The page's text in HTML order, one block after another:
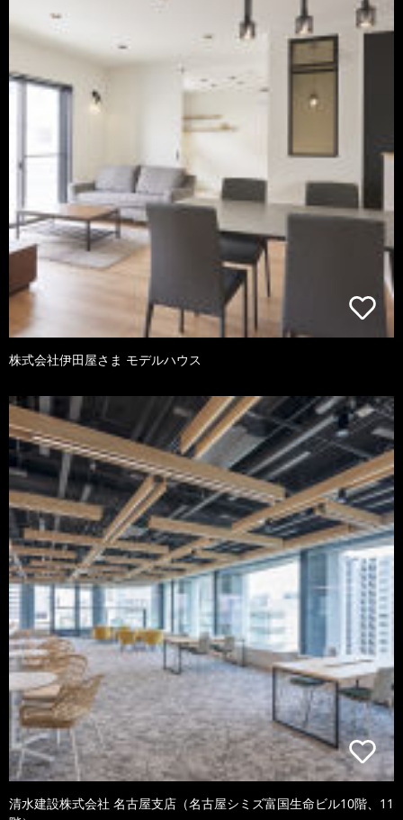
株式会社伊田屋さま モデルハウス
清水建設株式会社 名古屋支店（名古屋シミズ富国生命ビル10階、11